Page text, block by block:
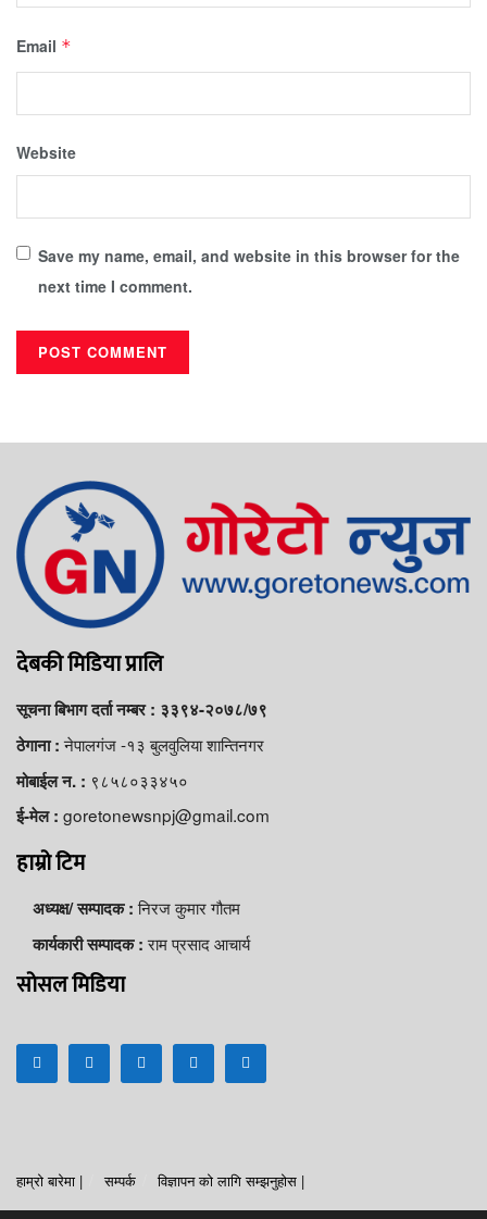
Email *
Website
Save my name, email, and website in this browser for the
next time I comment.
देबकी मिडिया प्रालि
सूचना बिभाग दर्ता नम्बर : ३३९४-२०७८/७९
ठेगाना :नेपालगंज -१३ बुलवुलिया शान्तिनगर
मोबाईल न. : ९८५८०३३४५०
ई-मेल : goretonewsnpj@gmail.com
हाम्रो टिम
अध्यक्ष/ सम्पादक :निरज कुमार गौतम
कार्यकारी सम्पादक :राम प्रसाद आचार्य
सोसल मिडिया
हाम्रो बारेमा | सम्पर्क विज्ञापन को लागि सम्झनुहोस |